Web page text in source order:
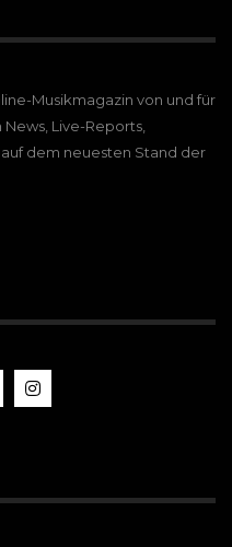
Musikmagazin von und für
Live-Reports,
dem neuesten Stand der